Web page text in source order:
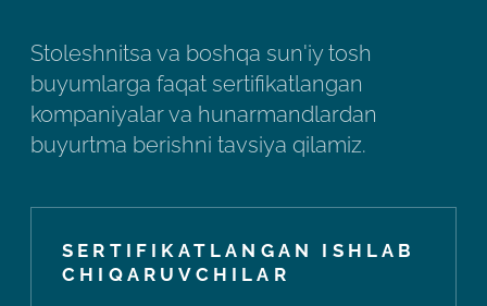
Stoleshnitsa va boshqa sun'iy tosh
buyumlarga faqat sertifikatlangan
kompaniyalar va hunarmandlardan
buyurtma berishni tavsiya qilamiz.
SERTIFIKATLANGAN ISHLAB
CHIQARUVCHILAR